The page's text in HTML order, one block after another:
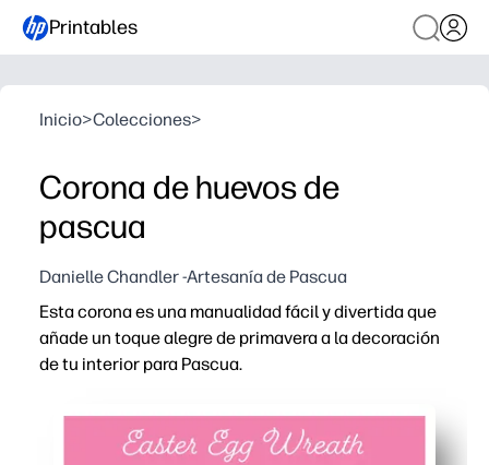
Printables
Inicio>Colecciones>
Corona de huevos de
pascua
Danielle Chandler -Artesanía de Pascua
Esta corona es una manualidad fácil y divertida que
añade un toque alegre de primavera a la decoración
de tu interior para Pascua.
Puede imprimir, cortar y ensamblar en cuestión de
Los pasos aptos para niños mantienen las manos